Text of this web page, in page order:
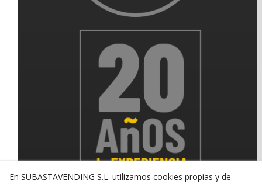
En SUBASTAVENDING S.L. utilizamos cookies propias y de